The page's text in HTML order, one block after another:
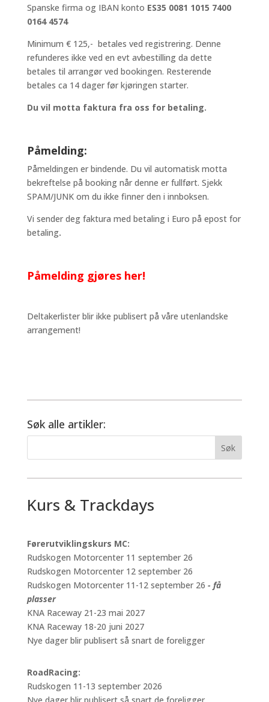
Spanske firma og IBAN konto ES35 0081 1015 7400
0164 4574
Minimum € 125,- betales ved registrering. Denne
refunderes ikke ved en evt avbestilling da dette
betales til arrangør ved bookingen. Resterende
betales ca 14 dager før kjøringen starter.
Du vil motta faktura fra oss for betaling.
Påmelding:
Påmeldingen er bindende. Du vil automatisk motta
bekreftelse på booking når denne er fullført. Sjekk
SPAM/JUNK om du ikke finner den i innboksen.
Vi sender deg faktura med betaling i Euro på epost for
betaling.
Påmelding gjøres her!
Deltakerlister blir ikke publisert på våre utenlandske
arrangement!
Søk alle artikler:
Kurs & Trackdays
Førerutviklingskurs MC:
Rudskogen Motorcenter 11 september 26
Rudskogen Motorcenter 12 september 26
Rudskogen Motorcenter 11-12 september 26 - få
plasser
KNA Raceway 21-23 mai 2027
KNA Raceway 18-20 juni 2027
Nye dager blir publisert så snart de foreligger
RoadRacing:
Rudskogen 11-13 september 2026